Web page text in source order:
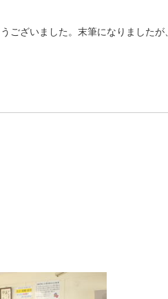
ざいました。末筆になりましたが、